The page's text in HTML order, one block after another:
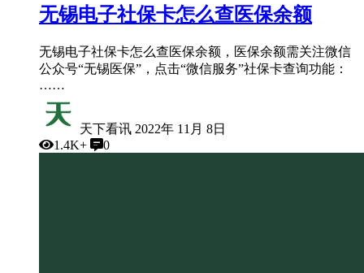
无锡电子社保卡怎么查医保余额
无锡电子社保卡怎么查医保余额，医保余额需关注微信
公众号“无锡医保”，点击“微信服务”社保卡查询功能：
……
天下看讯 2022年 11月 8日
1.4K+
0